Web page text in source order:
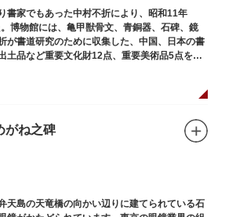
書家でもあった中村不折により、昭和11年
博物館には、亀甲獣骨文、青銅器、石碑、鏡
が書道研究のために収集した、中国、日本の書
土品など重要文化財12点、重要美術品5点を含
す。
がね之碑
天島の天竜橋の向かい辺りに建てられている石